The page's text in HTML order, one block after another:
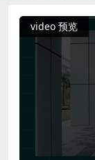
video 预览